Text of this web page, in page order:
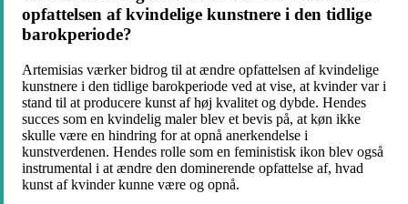
opfattelsen af ​​kvindelige kunstnere i den tidlige
barokperiode?
Artemisias værker bidrog til at ændre opfattelsen af ​​kvindelige
kunstnere i den tidlige barokperiode ved at vise, at kvinder var i
stand til at producere kunst af høj kvalitet og dybde. Hendes
succes som en kvindelig maler blev et bevis på, at køn ikke
skulle være en hindring for at opnå anerkendelse i
kunstverdenen. Hendes rolle som en feministisk ikon blev også
instrumental i at ændre den dominerende opfattelse af, hvad
kunst af kvinder kunne være og opnå.